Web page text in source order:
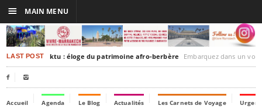
LAST POSTTimbuktu : éloge du patrimoine afro-berbère Embarquez dans un voyage culturel dans le
 
Accueil Agenda Le Blog Actualités Les Carnets de Voyage
☰ MAIN MENU